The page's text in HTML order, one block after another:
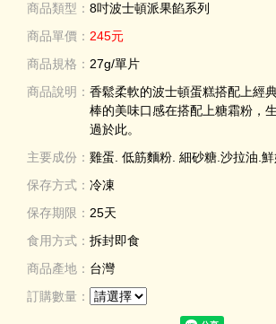
商品類型： 8吋波士頓派果餡系列
商品單價： 245元
商品規格： 27g/單片
商品說明： 香鬆柔軟的波士頓蛋糕搭配上經
棒的美味口感在搭配上糖霜粉，
過於此。
主要成份： 雞蛋. 低筋麵粉. 細砂糖.沙拉油.
保存方式： 冷凍
保存期限： 25天
食用方式： 拆封即食
商品產地： 台灣
訂購數量：